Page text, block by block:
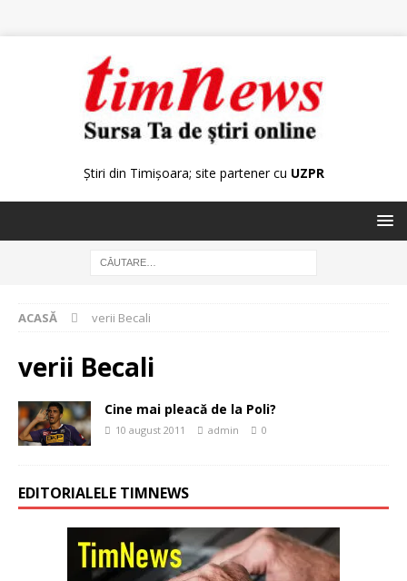
Știri din Timișoara; site partener cu UZPR
ACASĂ verii Becali
verii Becali
Cine mai pleacă de la Poli?
10 august 2011 admin 0
EDITORIALELE TIMNEWS